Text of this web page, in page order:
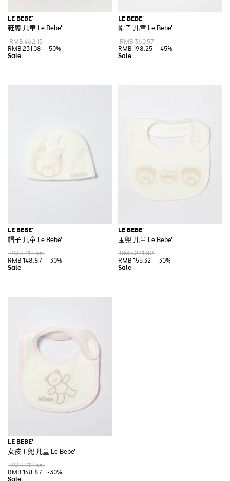
LE BEBE'
鞋履 儿童 Le Bebe'
RMB 462.15
RMB 231.08
-50%
LE BEBE'
帽子 儿童 Le Bebe'
RMB 360.57
RMB 198.25
-45%
LE BEBE'
帽子 儿童 Le Bebe'
RMB 212.56
RMB 148.87
-30%
LE BEBE'
围兜 儿童 Le Bebe'
RMB 221.82
RMB 155.32
-30%
LE BEBE'
女孩围兜 儿童 Le Bebe'
RMB 212.56
RMB 148.87
-30%